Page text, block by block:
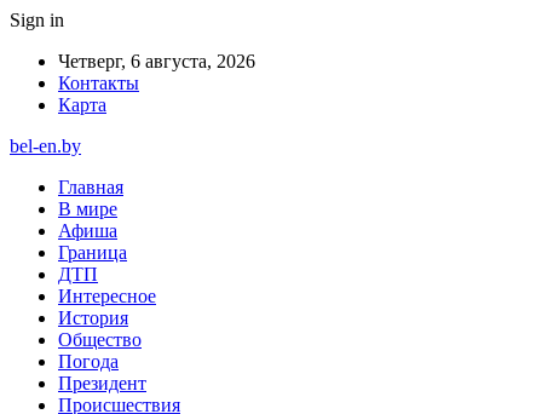
Sign in
Четверг, 6 августа, 2026
Контакты
Карта
bel-en.by
Главная
В мире
Афиша
Граница
ДТП
Интересное
История
Общество
Погода
Президент
Происшествия